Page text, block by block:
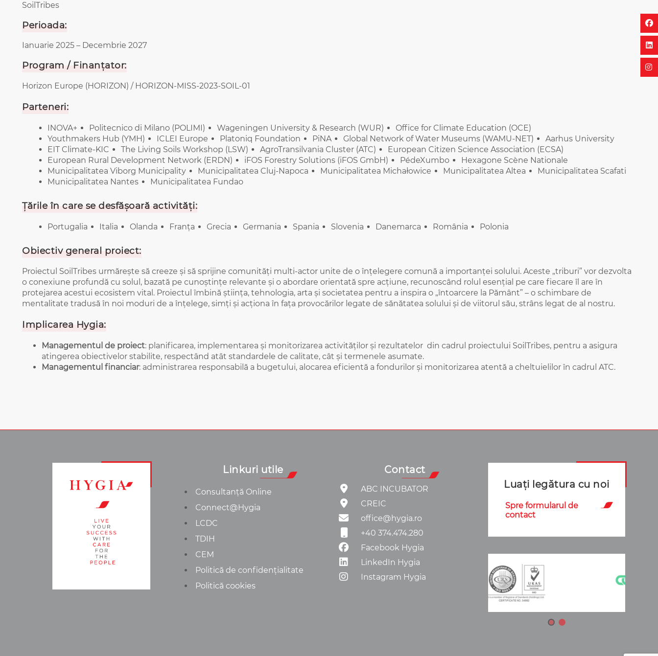
SoilTribes
Perioada:
Ianuarie 2025 – Decembrie 2027
Program / Finanțator:
Horizon Europe (HORIZON) / HORIZON-MISS-2023-SOIL-01
Parteneri:
INOVA+ Politecnico di Milano (POLIMI) Wageningen University & Research (WUR)
Office for Climate Education (OCE)
Youthmakers Hub (YMH)
ICLEI Europe Platoniq Foundation PiNA Global Network ​of Water Museums (WAMU-NET)
Aarhus University
EIT Climate-KIC
The Living Soils Workshop​ (LSW) AgroTransilvania Cluster​ (ATC)
European Citizen Science Association (ECSA)
European Rural Development Network (ERDN)
iFOS Forestry Solutions (iFOS GmbH) PédeXumbo
Hexagone Scène Nationale
Municipalitatea Viborg Municipality​
Municipalitatea Cluj-Napoca Municipalitatea Michałowice Municipalitatea Altea
Municipalitatea Scafati
Municipalitatea Nantes
Municipalitatea Fundao
Țările în care se desfășoară activități:
Portugalia Italia Olanda Franța Grecia Germania Spania Slovenia Danemarca România Polonia
Obiectiv general proiect:
Proiectul SoilTribes urmărește să creeze și să sprijine comunități multi-actor unite de o înțelegere comună a importanței solului. Aceste „triburi” vor dezvolta
o conexiune profundă cu solul, bazată pe cunoștințe relevante și o abordare orientată spre acțiune, recunoscând rolul esențial pe care fiecare îl are în
protejarea acestui ecosistem vital. Proiectul îmbină știința, tehnologia, arta și societatea pentru a inspira o „întoarcere la Pământ” – o schimbare de
mentalitate tradusă în noi moduri de a înțelege, simți și acționa în fața provocărilor legate de sănătatea solului și de viitorul său, strâns legat de al nostru.
Implicarea Hygia:
Managementul de proiect: planificarea, implementarea și monitorizarea activităților și rezultatelor din cadrul proiectului SoilTribes, pentru a asigura
atingerea obiectivelor stabilite, respectând atât standardele de calitate, cât și termenele asumate.
Managementul financiar: administrarea responsabilă a bugetului, alocarea eficientă a fondurilor și monitorizarea atentă a cheltuielilor în cadrul ATC.
Linkuri utile
Consultanță Online
Connect@Hygia
LCDC
TDIH
CEM
Politică de confidențialitate
Politică cookies
Contact
ABC INCUBATOR
CREIC
office@hygia.ro
+40 374.474.280
Facebook Hygia
LinkedIn Hygia
Instagram Hygia
Luați legătura cu noi
Spre formularul de
contact